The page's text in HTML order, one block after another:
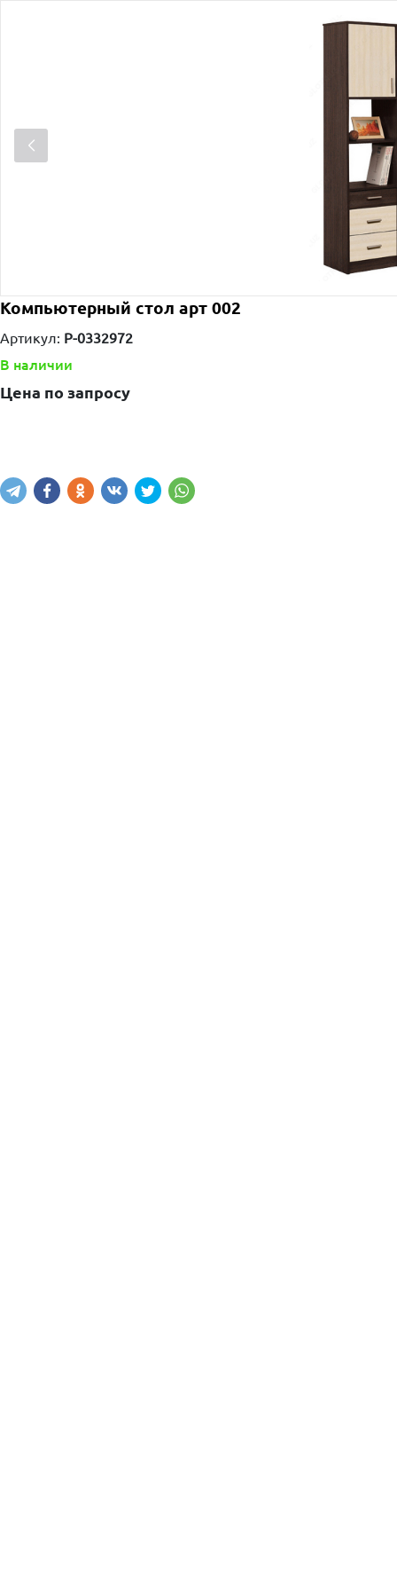
Компьютерный стол арт 002
Артикул: P-0332972
В наличии
Цена по запросу